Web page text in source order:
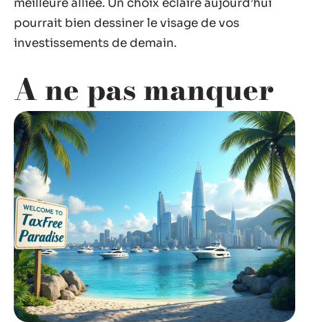
meilleure alliée. Un choix éclairé aujourd’hui
pourrait bien dessiner le visage de vos
investissements de demain.
A ne pas manquer